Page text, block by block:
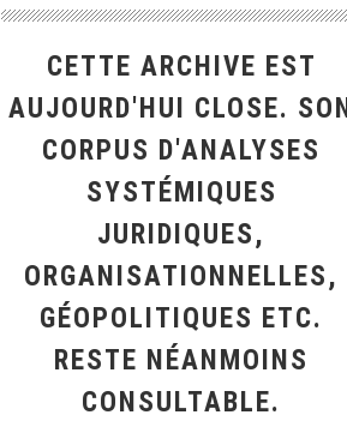
CETTE ARCHIVE EST
AUJOURD'HUI CLOSE. SON
CORPUS D'ANALYSES
SYSTÉMIQUES
JURIDIQUES,
ORGANISATIONNELLES,
GÉOPOLITIQUES ETC.
RESTE NÉANMOINS
CONSULTABLE.